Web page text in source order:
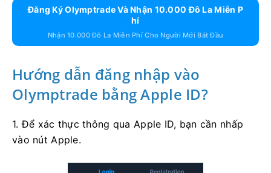
Đăng Ký Olymptrade Và Nhận 10.000 Đô La Miễn P
Hí
Nhận 10.000 Đô La Miễn Phí Cho Người Mới Bắt Đầu
Hướng dẫn đăng nhập vào
Olymptrade bằng Apple ID?
1. Để xác thực thông qua Apple ID, bạn cần nhấp
vào nút Apple.